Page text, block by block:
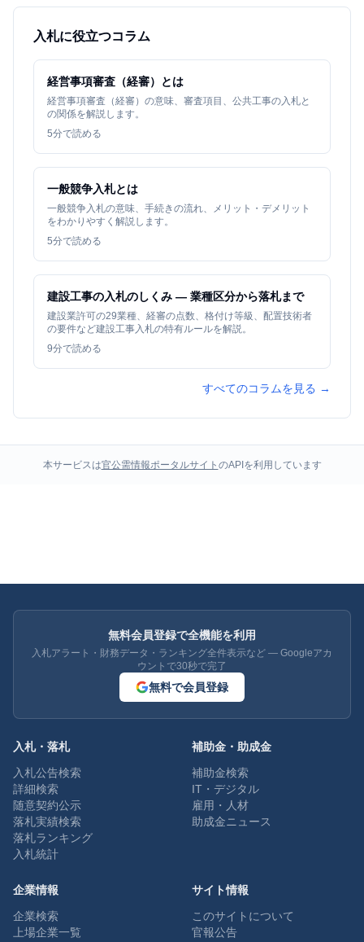
入札に役立つコラム
経営事項審査（経審）とは
経営事項審査（経審）の意味、審査項目、公共工事の入札と
の関係を解説します。
5分で読める
一般競争入札とは
一般競争入札の意味、手続きの流れ、メリット・デメリット
をわかりやすく解説します。
5分で読める
建設工事の入札のしくみ — 業種区分から落札まで
建設業許可の29業種、経審の点数、格付け等級、配置技術者
の要件など建設工事入札の特有ルールを解説。
9分で読める
すべてのコラムを見る →
本サービスは官公需情報ポータルサイト のAPIを利用しています
無料会員登録で全機能を利用
入札アラート・財務データ・ランキング全件表示など — Googleアカ
ウントで30秒で完了
無料で会員登録
入札・落札
入札公告検索
詳細検索
随意契約公示
落札実績検索
落札ランキング
入札統計
補助金・助成金
補助金検索
IT・デジタル
雇用・人材
助成金ニュース
企業情報
企業検索
上場企業一覧
サイト情報
このサイトについて
官報公告